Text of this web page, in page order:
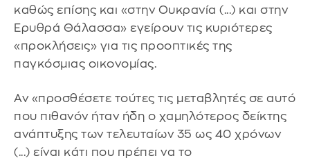
καθώς επίσης και «στην Ουκρανία (...) και στην
Ερυθρά Θάλασσα» εγείρουν τις κυριότερες
«προκλήσεις» για τις προοπτικές της
παγκόσμιας οικονομίας.
Αν «προσθέσετε τούτες τις μεταβλητές σε αυτό
που πιθανόν ήταν ήδη ο χαμηλότερος δείκτης
ανάπτυξης των τελευταίων 35 ως 40 χρόνων
(...) είναι κάτι που πρέπει να το